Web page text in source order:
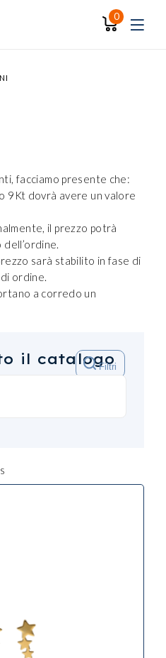
0
facciamo presente che:
9Kt dovrà avere un valore
il prezzo potrà
sarà stabilito in fase di
ordine.
a corredo un
il catalogo
Filtri